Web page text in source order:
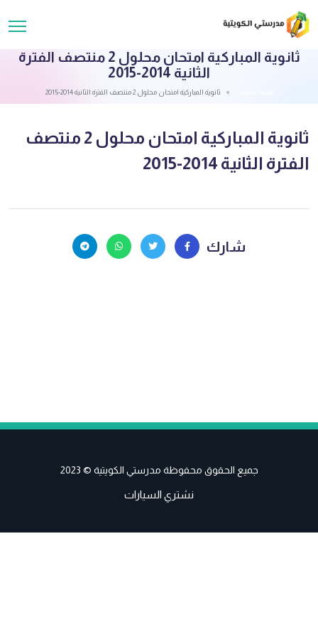
ثانوية المباركية امتحان محلول 2 منتصف الفترة
الثانية 2014-2015
ثانوية المباركية امتحان محلول 2 منتصف الفترة الثانية 2014-2015
ثانوية المباركية امتحان محلول 2 منتصف
الفترة الثانية 2014-2015
شارك
جميع الحقوق محفوظة مدرستي الكويتية © 2023
نشتري السيارات